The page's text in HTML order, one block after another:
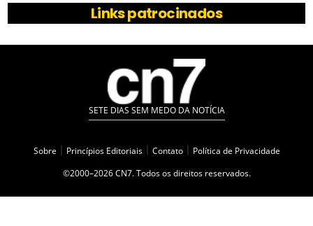
Links patrocinados
SETE DIAS SEM MEDO DA NOTÍCIA
Sobre Princípios Editoriais Contato
Política de Privacidade
©2000–2026 CN7. Todos os direitos reservados.